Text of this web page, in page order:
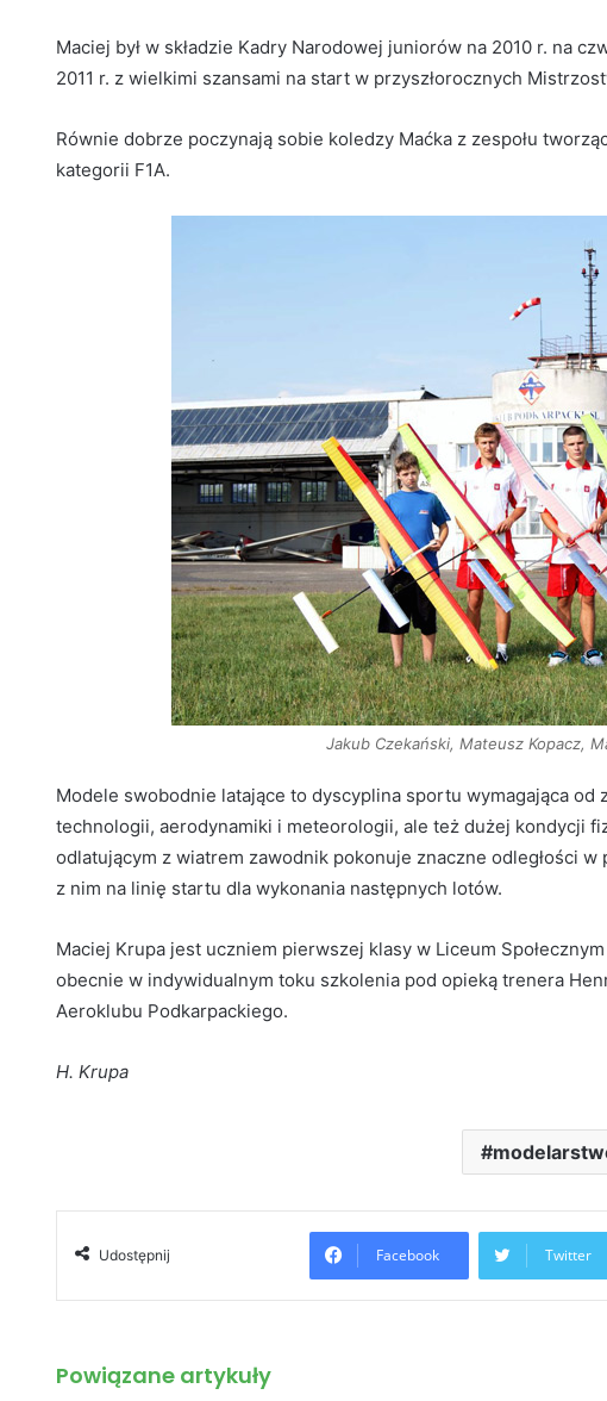
Maciej był w składzie Kadry Narodowej juniorów na 2010 r. na
2011 r. z wielkimi szansami na start w przyszłorocznych
Równie dobrze poczynają sobie koledzy Maćka z zespołu
kategorii F1A.
Jakub Czekański, Mateusz Kopacz,
Modele swobodnie latające to dyscyplina sportu wymagająca
technologii, aerodynamiki i meteorologii, ale też dużej kondycji
odlatującym z wiatrem zawodnik pokonuje znaczne odległości
z nim na linię startu dla wykonania następnych lotów.
Maciej Krupa jest uczniem pierwszej klasy w Liceum
obecnie w indywidualnym toku szkolenia pod opieką trenera
Aeroklubu Podkarpackiego.
H. Krupa
Udostępnij Facebook Twitter
Powiązane artykuły